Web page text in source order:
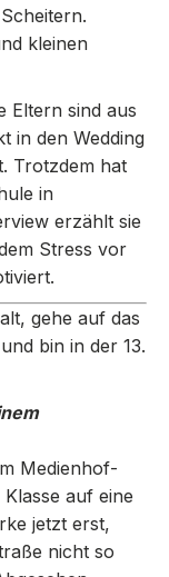
kleinen
Eltern sind aus
in den Wedding
Trotzdem hat
in
erzählt sie
Stress vor
gehe auf das
bin in der 13.
Medienhof-
auf eine
jetzt erst,
nicht so